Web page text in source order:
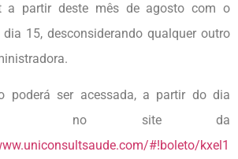
a partir deste mês de agosto com o
15, desconsiderando qualquer outro
poderá ser acessada, a partir do dia
no site da
#!boleto/kxel1